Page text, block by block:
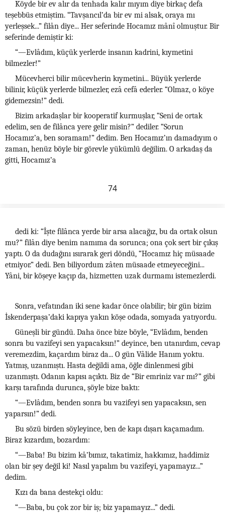
Köyde bir ev alır da tenhada kalır mıyım diye birkaç defa
teşebbüs etmiştim. “Tavşancıl’da bir ev mi alsak, oraya mı
yerleşsek...” filân diye... Her seferinde Hocamız mânî olmuştur. Bir
seferinde demiştir ki:
“—Evlâdım, küçük yerlerde insanın kadrini, kıymetini
bilmezler!”
Mücevherci bilir mücevherin kıymetini... Büyük yerlerde
bilinir, küçük yerlerde bilmezler, ezâ cefâ ederler. “Olmaz, o köye
gidemezsin!” dedi.
Bizim arkadaşlar bir kooperatif kurmuşlar, “Seni de ortak
edelim, sen de filânca yere gelir misin?” dediler. “Sorun
Hocamız’a, ben soramam!” dedim. Ben Hocamız’ın damadıyım o
zaman, henüz böyle bir görevle yükümlü değilim. O arkadaş da
gitti, Hocamız’a
74
dedi ki: “İşte filânca yerde bir arsa alacağız, bu da ortak olsun
mu?” filân diye benim namıma da sorunca; ona çok sert bir çıkış
yaptı. O da dudağını ısırarak geri döndü, “Hocamız hiç müsaade
etmiyor.” dedi. Ben biliyordum zâten müsaade etmeyeceğini...
Yâni, bir köşeye kaçıp da, hizmetten uzak durmamı istemezlerdi.
Sonra, vefatından iki sene kadar önce olabilir; bir gün bizim
İskenderpaşa’daki kapıya yakın köşe odada, somyada yatıyordu.
Güneşli bir gündü. Daha önce bize böyle, “Evlâdım, benden
sonra bu vazifeyi sen yapacaksın!” deyince, ben utanırdım, cevap
veremezdim, kaçardım biraz da... O gün Vâlide Hanım yoktu.
Yatmış, uzanmıştı. Hasta değildi ama, öğle dinlenmesi gibi
uzanmıştı. Odanın kapısı açıktı. Biz de “Bir emriniz var mı?” gibi
karşı tarafında durunca, şöyle bize baktı:
“—Evlâdım, benden sonra bu vazifeyi sen yapacaksın, sen
yaparsın!” dedi.
Bu sözü birden söyleyince, ben de kapı dışarı kaçamadım.
Biraz kızardım, bozardım:
“—Baba! Bu bizim kâ’bımız, takatimiz, hakkımız, haddimiz
olan bir şey değil ki! Nasıl yapalım bu vazifeyi, yapamayız...”
dedim.
Kızı da bana destekçi oldu:
“—Baba, bu çok zor bir iş; biz yapamayız...” dedi.